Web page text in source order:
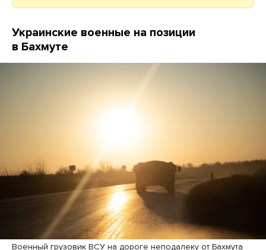
Украинские военные на позиции
в Бахмуте
Военный грузовик ВСУ на дороге неподалеку от Бахмута